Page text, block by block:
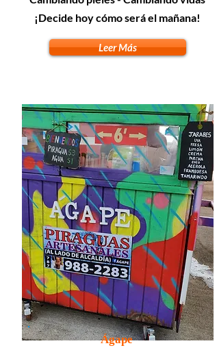
¡Decide hoy cómo será el mañana!
Leer Más
Ágape